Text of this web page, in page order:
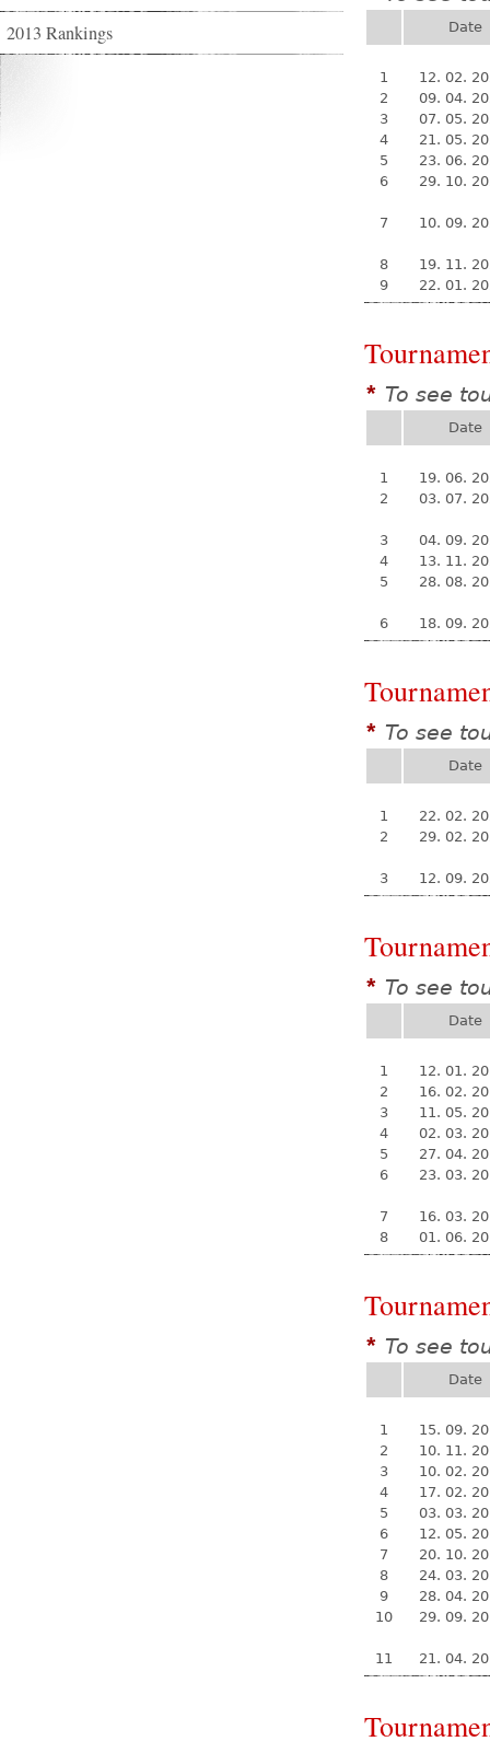
2013 Rankings
Date
1
12. 02.
2
09. 04.
3
07. 05.
4
21. 05.
5
23. 06.
6
29. 10.
7 10. 09.
8
19. 11.
9
22. 01.
* To see
Date
1
19. 06.
2
03. 07.
3
04. 09.
4
13. 11.
5
28. 08.
6 18. 09.
* To see
Date
1
22. 02.
2
29. 02.
3 12. 09.
* To see
Date
1
12. 01.
2
16. 02.
3
11. 05.
4
02. 03.
5
27. 04.
6
23. 03.
7
16. 03.
8
01. 06.
* To see
Date
1
15. 09.
2
10. 11.
3
10. 02.
4
17. 02.
5
03. 03.
6
12. 05.
7
20. 10.
8
24. 03.
9
28. 04.
10
29. 09.
11 21. 04.